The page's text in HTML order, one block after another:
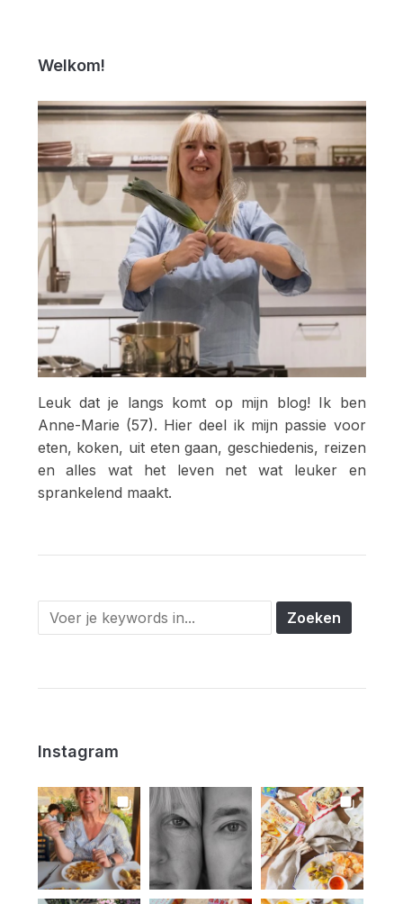
Welkom!
Leuk dat je langs komt op mijn blog! Ik ben
Anne-Marie (57). Hier deel ik mijn passie voor
eten, koken, uit eten gaan, geschiedenis, reizen
en alles wat het leven net wat leuker en
sprankelend maakt.
Instagram